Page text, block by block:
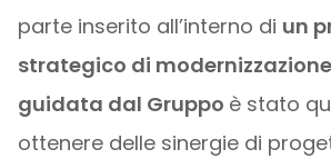
parte inserito all’interno di un
strategico di
guidata dal Gruppo è stato
ottenere delle sinergie di